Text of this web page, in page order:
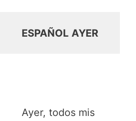
ESPAÑOL AYER
Ayer, todos mis